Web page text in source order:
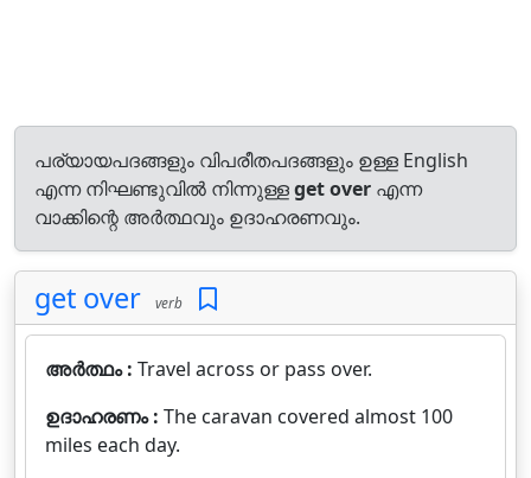
പര്യായപദങ്ങളും വിപരീതപദങ്ങളും ഉള്ള English
എന്ന നിഘണ്ടുവിൽ നിന്നുള്ളget over എന്ന
വാക്കിന്റെ അർത്ഥവും ഉദാഹരണവും.
get over verb
അർത്ഥം : Travel across or pass over.
ഉദാഹരണം : The caravan covered almost 100
miles each day.